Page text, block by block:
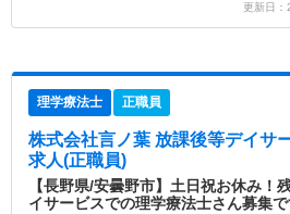
更新日
理学療法士 正職員
株式会社言ノ葉 放課後等デイサ
求人(正職員)
【長野県/安曇野市】土日祝お休み！
イサービスでの理学療法士さん募集で